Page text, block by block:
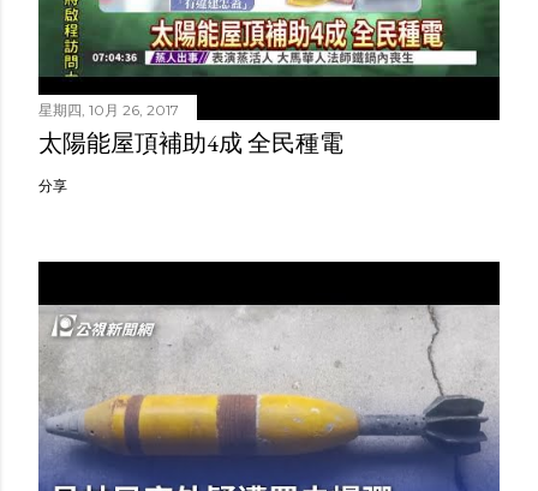
星期四, 10月 26, 2017
太陽能屋頂補助4成 全民種電
分享